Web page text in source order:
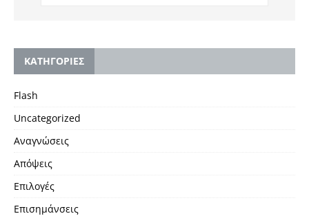
KΑΤΗΓΟΡΙΕΣ
Flash
Uncategorized
Αναγνώσεις
Απόψεις
Επιλογές
Επισημάνσεις